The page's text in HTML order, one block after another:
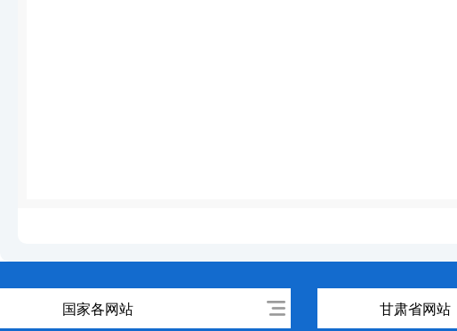
国家各网站 甘肃省网站